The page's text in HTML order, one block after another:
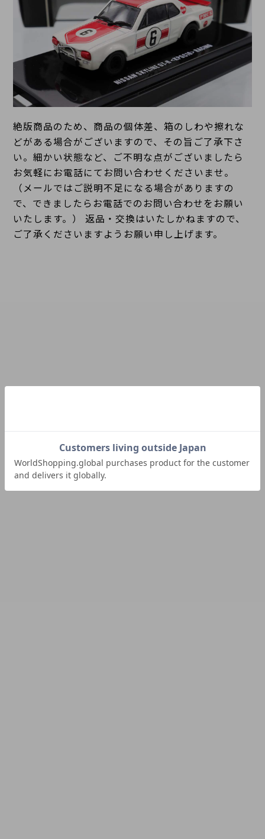
絶版商品のため、商品の個体差、箱のしわや擦れな
どがある場合がございますので、その旨ご了承下さ
い。細かい状態など、ご不明な点がございましたら
お気軽にお電話にてお問い合わせくださいませ。
（メールではご説明不足になる場合がありますの
で、できましたらお電話でのお問い合わせをお願い
いたします。） 返品・交換はいたしかねますので、
ご了承くださいますようお願い申し上げます。